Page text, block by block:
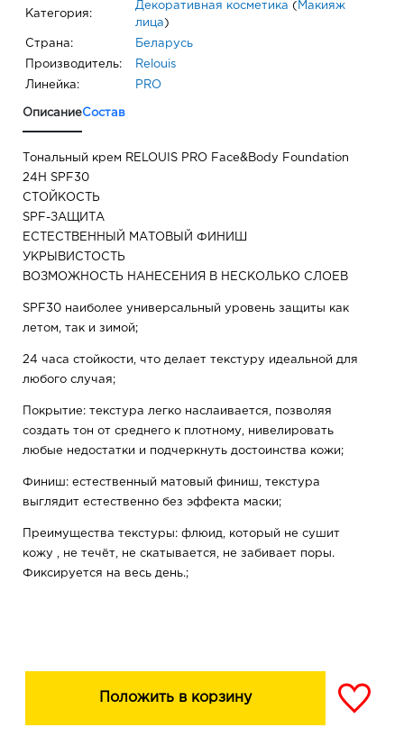
Категория:
Декоративная косметика ( Макияж
лица )
Страна: Беларусь
Производитель: Relouis
Линейка: PRO
ОписаниеСостав
Тональный крем RELOUIS PRO Face&Body Foundation
24H SPF30
СТОЙКОСТЬ
SPF-ЗАЩИТА
ЕСТЕСТВЕННЫЙ МАТОВЫЙ ФИНИШ
УКРЫВИСТОСТЬ
ВОЗМОЖНОСТЬ НАНЕСЕНИЯ В НЕСКОЛЬКО СЛОЕВ
SPF30 наиболее универсальный уровень защиты как
летом, так и зимой;
24 часа стойкости, что делает текстуру идеальной для
любого случая;
Покрытие: текстура легко наслаивается, позволяя
создать тон от среднего к плотному, нивелировать
любые недостатки и подчеркнуть достоинства кожи;
Финиш: естественный матовый финиш, текстура
выглядит естественно без эффекта маски;
Преимущества текстуры: флюид, который не сушит
кожу , не течёт, не скатывается, не забивает поры.
Фиксируется на весь день.;
FOUNDATION 24H SPF30 легко распределяется,
создавая основу для идеального макияжа, гарантирует
facetune эффект и помогает коже выглядеть идеально
Положить в корзину